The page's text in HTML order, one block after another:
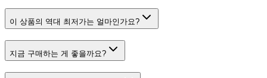
이 상품의 역대 최저가는 얼마인가요?
지금 구매하는 게 좋을까요?